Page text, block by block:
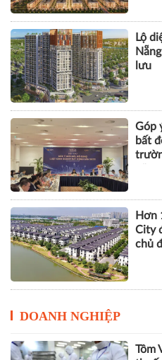
BẤT ĐỘNG SẢN
Khu
The
Lộ
lưu
Góp
bất